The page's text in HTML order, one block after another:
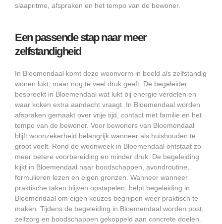
slaapritme, afspraken en het tempo van de bewoner.
Een passende stap naar meer
zelfstandigheid
In Bloemendaal komt deze woonvorm in beeld als zelfstandig
wonen lukt, maar nog te veel druk geeft. De begeleider
bespreekt in Bloemendaal wat lukt bij energie verdelen en
waar koken extra aandacht vraagt. In Bloemendaal worden
afspraken gemaakt over vrije tijd, contact met familie en het
tempo van de bewoner. Voor bewoners van Bloemendaal
blijft woonzekerheid belangrijk wanneer als huishouden te
groot voelt. Rond de woonweek in Bloemendaal ontstaat zo
meer betere voorbereiding en minder druk. De begeleiding
kijkt in Bloemendaal naar boodschappen, avondroutine,
formulieren lezen en eigen grenzen. Wanneer wanneer
praktische taken blijven opstapelen, helpt begeleiding in
Bloemendaal om eigen keuzes begrijpen weer praktisch te
maken. Tijdens de begeleiding in Bloemendaal worden post,
zelfzorg en boodschappen gekoppeld aan concrete doelen.